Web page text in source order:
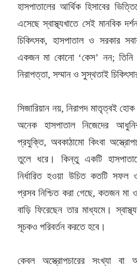
হাসপাতালের আর্থিক হিসাবের
এসেছে স্বাস্থ্যখাতে সেই মানবিক
চিকিৎসক, হাসপাতাল ও সরকার
একজন মা কোনো ‘কেস’ নন;
নিরাপত্তা, সম্মান ও সুস্থতাই
সিজারিয়ান নয়, নিরাপদ মাতৃত্বই
অনেক হাসপাতাল নিজেদের
প্রযুক্তি, অবকাঠামো কিংবা
তুলে ধরে। কিন্তু একটি
নির্ধারিত হওয়া উচিত কতটি সফল
প্রসব নিশ্চিত করা গেছে, কতজন মা
বাড়ি ফিরেছেন তার মাধ্যমে।
সূচকও পরিবর্তন করতে হবে।
কেবল অস্ত্রোপচারের সংখ্যা